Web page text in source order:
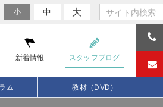
小 中 大
新着情報 スタッフブログ
ム 教材（DVD）